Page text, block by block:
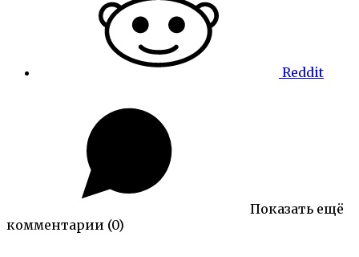
Reddit
Показать ещё
комментарии (0)